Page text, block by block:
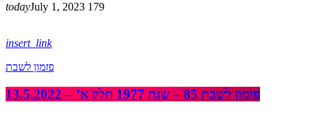
todayJuly 1, 2023 179
insert_link
פזמון לשבת
פזמון לשבת 85 – שנת 1977 חלק א’ – 13.5.2022